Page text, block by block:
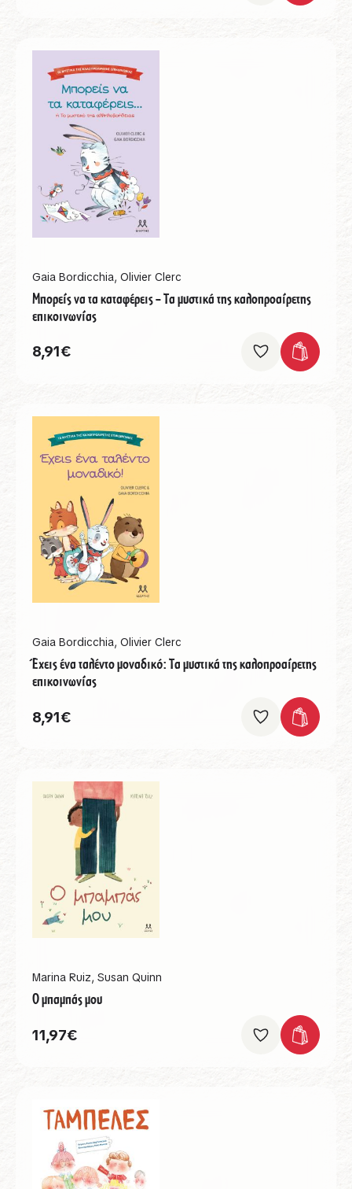
Gaia Bordicchia, Olivier Clerc
Μπορείς να τα καταφέρεις – Τα μυστικά της καλοπροαίρετης
επικοινωνίας
8,91€
Gaia Bordicchia, Olivier Clerc
Έχεις ένα ταλέντο μοναδικό: Τα μυστικά της καλοπροαίρετης
επικοινωνίας
8,91€
Marina Ruiz, Susan Quinn
Ο μπαμπάς μου
11,97€